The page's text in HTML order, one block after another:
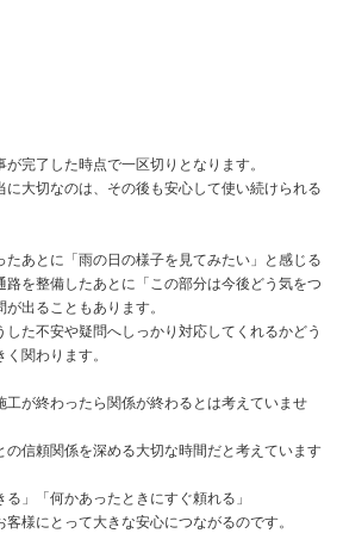
完了した時点で一区切りとなります。
大切なのは、その後も安心して使い続けられる
あとに「雨の日の様子を見てみたい」と感じる
路を整備したあとに「この部分は今後どう気をつ
出ることもあります。
た不安や疑問へしっかり対応してくれるかどう
関わります。
工が終わったら関係が終わるとは考えていませ
の信頼関係を深める大切な時間だと考えています
る」「何かあったときにすぐ頼れる」
様にとって大きな安心につながるのです。